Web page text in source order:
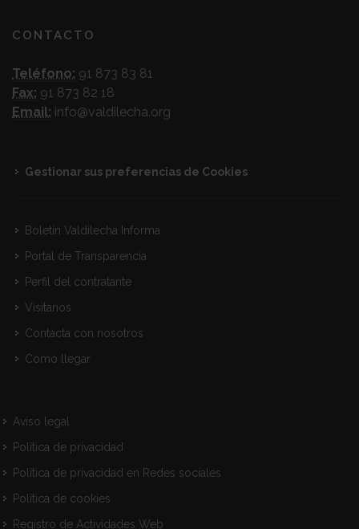
CONTACTO
Teléfono: 91 873 83 81
Fax: 91 873 82 18
Email: info@valdilecha.org
Gestionar sus preferencias de Cookies
Boletín Valdilecha Informa
Portal de Transparencia
Perfil del contratante
Visitanos
Contacta con nosotros
Como llegar
Aviso legal
Política de privacidad
Política de privacidad en Redes sociales
Política de cookies
Registro de Actividades Web